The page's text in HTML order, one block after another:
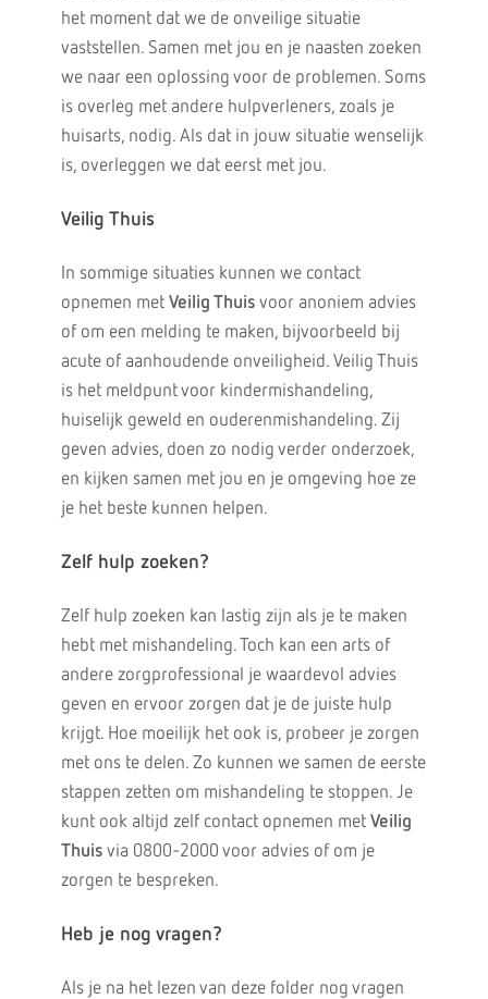
het moment dat we de onveilige situatie
vaststellen. Samen met jou en je naasten zoeken
we naar een oplossing voor de problemen. Soms
is overleg met andere hulpverleners, zoals je
huisarts, nodig. Als dat in jouw situatie wenselijk
is, overleggen we dat eerst met jou.
Veilig Thuis
In sommige situaties kunnen we contact
opnemen met Veilig Thuis voor anoniem advies
of om een melding te maken, bijvoorbeeld bij
acute of aanhoudende onveiligheid. Veilig Thuis
is het meldpunt voor kindermishandeling,
huiselijk geweld en ouderenmishandeling. Zij
geven advies, doen zo nodig verder onderzoek,
en kijken samen met jou en je omgeving hoe ze
je het beste kunnen helpen.
Zelf hulp zoeken?
Zelf hulp zoeken kan lastig zijn als je te maken
hebt met mishandeling. Toch kan een arts of
andere zorgprofessional je waardevol advies
geven en ervoor zorgen dat je de juiste hulp
krijgt. Hoe moeilijk het ook is, probeer je zorgen
met ons te delen. Zo kunnen we samen de eerste
stappen zetten om mishandeling te stoppen. Je
kunt ook altijd zelf contact opnemen met Veilig
Thuis via 0800-2000 voor advies of om je
zorgen te bespreken.
Heb je nog vragen?
Als je na het lezen van deze folder nog vragen